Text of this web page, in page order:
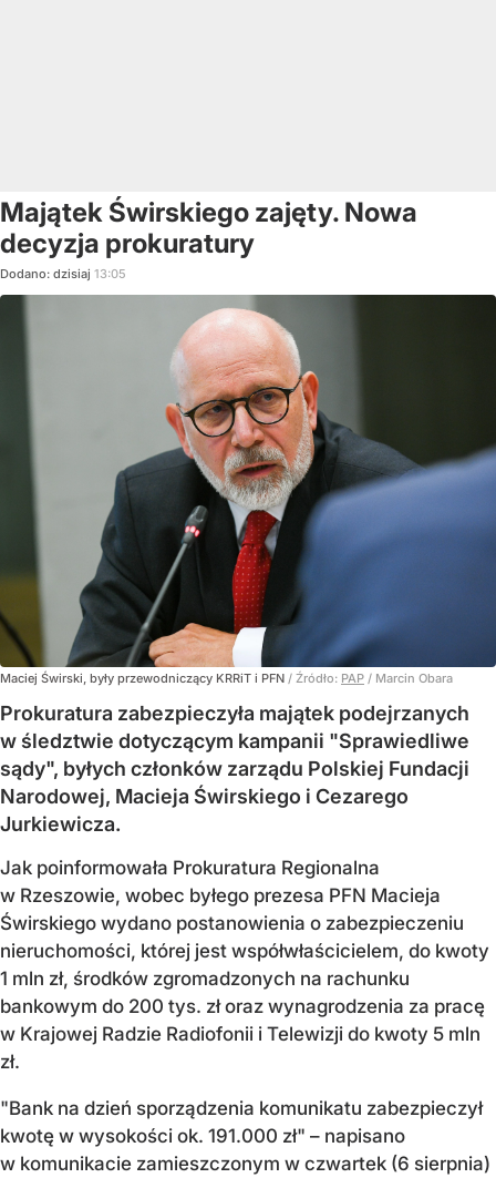
Majątek Świrskiego zajęty. Nowa
decyzja prokuratury
Dodano: dzisiaj 13:05
Maciej Świrski, były przewodniczący KRRiT i PFN / Źródło: PAP / Marcin Obara
Prokuratura zabezpieczyła majątek podejrzanych
w śledztwie dotyczącym kampanii "Sprawiedliwe
sądy", byłych członków zarządu Polskiej Fundacji
Narodowej, Macieja Świrskiego i Cezarego
Jurkiewicza.
Jak poinformowała Prokuratura Regionalna
w Rzeszowie, wobec byłego prezesa PFN Macieja
Świrskiego wydano postanowienia o zabezpieczeniu
nieruchomości, której jest współwłaścicielem, do kwoty
1 mln zł, środków zgromadzonych na rachunku
bankowym do 200 tys. zł oraz wynagrodzenia za pracę
w Krajowej Radzie Radiofonii i Telewizji do kwoty 5 mln
zł.
"Bank na dzień sporządzenia komunikatu zabezpieczył
kwotę w wysokości ok. 191.000 zł" – napisano
w komunikacie zamieszczonym w czwartek (6 sierpnia)